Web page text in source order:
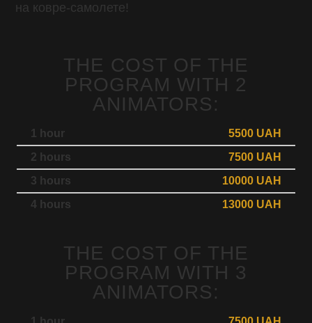
на ковре-самолете!
THE COST OF THE
PROGRAM WITH 2
ANIMATORS:
1 hour
5500 UAH
2 hours
7500 UAH
3 hours
10000 UAH
4 hours
13000 UAH
THE COST OF THE
PROGRAM WITH 3
ANIMATORS: